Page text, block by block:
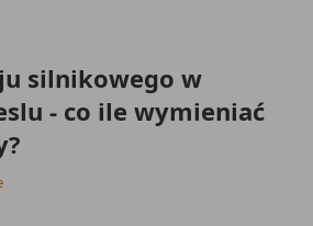
silnikowego w
- co ile wymieniać